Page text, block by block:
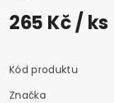
265 Kč/ ks
Kód produktu
Značka